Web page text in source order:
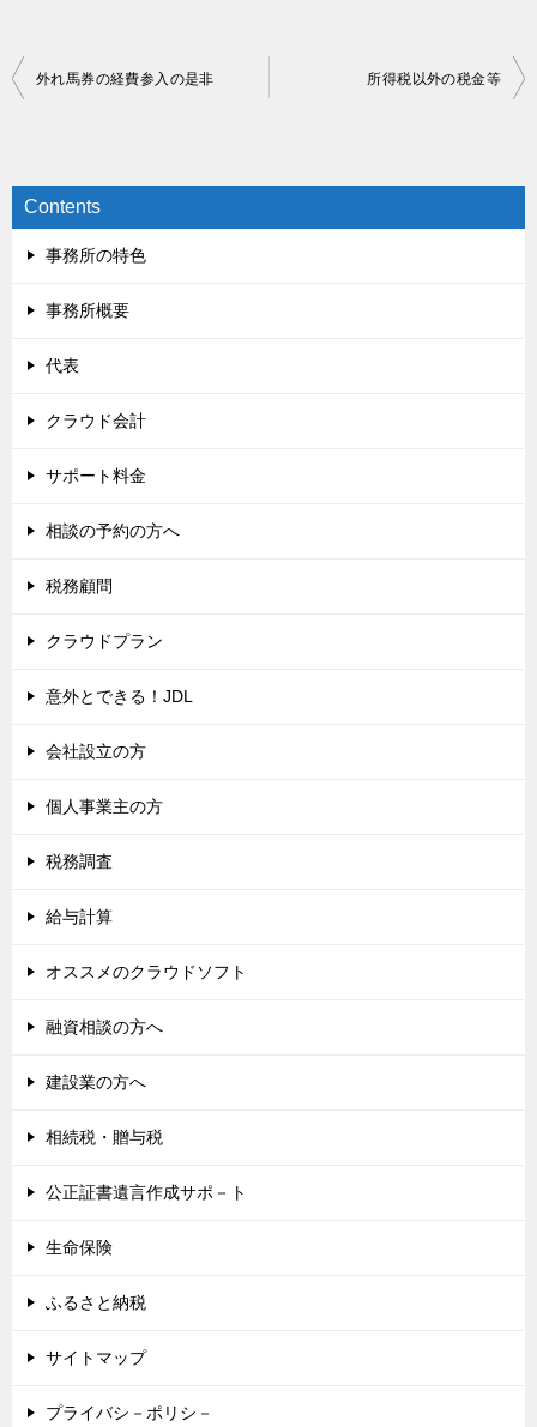
投
ビ
ゲ
ー
シ
外れ馬券の経費参入の是非 所得税以外の税金等
Contents
事務所の特色
事務所概要
代表
クラウド会計
サポート料金
相談の予約の方へ
税務顧問
クラウドプラン
意外とできる！JDL
会社設立の方
個人事業主の方
税務調査
給与計算
オススメのクラウドソフト
融資相談の方へ
建設業の方へ
相続税・贈与税
公正証書遺言作成サポ－ト
生命保険
ふるさと納税
サイトマップ
プライバシ－ポリシ－